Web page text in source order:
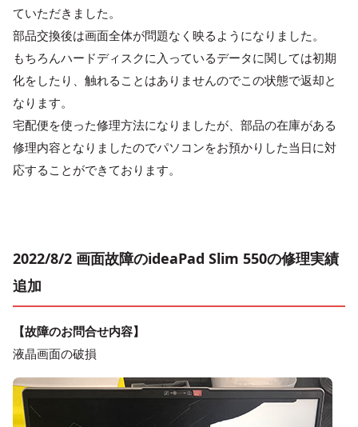
ていただきました。
部品交換後は画面全体が問題なく映るようになりました。
もちろんハードディスクに入っているデータに関しては初期
化をしたり、触れることはありませんのでこの状態で返却と
なります。
宅配便を使った修理方法になりましたが、部品の在庫がある
修理内容となりましたのでパソコンをお預かりした当日に対
応することができております。
2022/8/2 画面故障のideaPad Slim 550の修理実績
追加
【故障のお問合せ内容】
液晶画面の破損